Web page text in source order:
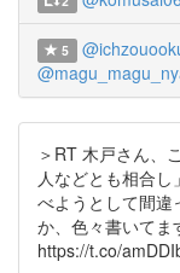
5
＞RT 木戸さん、
人などとも相合
べようとして間違
か、色々書いてま
https://t.co/